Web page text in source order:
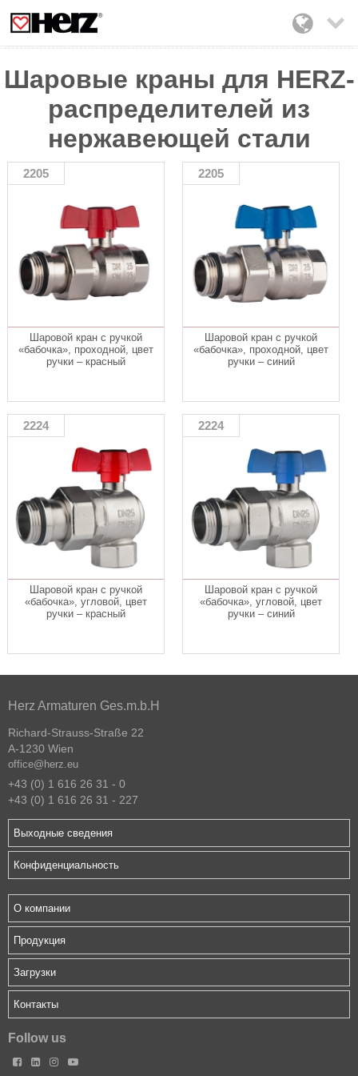

Шаровые краны для HERZ-
распределителей из
нержавеющей стали
2205
Шаровой кран с ручкой
«бабочка», проходной, цвет
ручки – красный
2205
Шаровой кран с ручкой
«бабочка», проходной, цвет
ручки – синий
2224
Шаровой кран с ручкой
«бабочка», угловой, цвет
ручки – красный
2224
Шаровой кран с ручкой
«бабочка», угловой, цвет
ручки – синий
Herz Armaturen Ges.m.b.H
Richard-Strauss-Straße 22
A-1230 Wien
office@herz.eu
+43 (0) 1 616 26 31 - 0
+43 (0) 1 616 26 31 - 227
Выходные сведения
Конфиденциальность
О компании
Продукция
Загрузки
Контакты
Follow us
   